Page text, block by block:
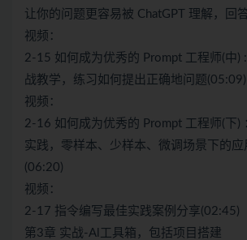
让你的问题更容易被 ChatGPT 理解，回
视频：
2-15 如何成为优秀的 Prompt 工程师(中)
战教学，练习如何提出正确地问题(05:09)
视频：
2-16 如何成为优秀的 Prompt 工程师(下)
实践，零样本、少样本、微调场景下的应
(06:20)
视频：
2-17 指令编写最佳实践案例分享(02:45)
第3章 实战-Al工具箱，包括项目搭建